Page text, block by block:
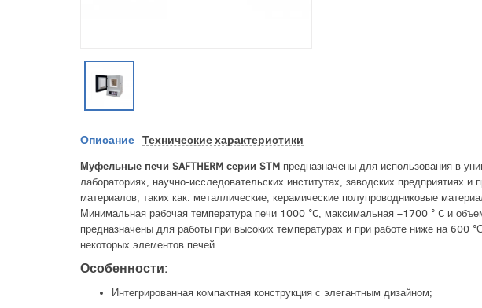
Описание Технические характеристики
Муфельные печи SAFTHERM серии STM предназначены для использования в
лабораториях, научно-исследовательских институтах, заводских предприятиях и
материалов, таких как: металлические, керамические полупроводниковые
Минимальная рабочая температура печи 1000 °C, максимальная –1700 ° C и
предназначены для работы при высоких температурах и при работе ниже на 600
некоторых элементов печей.
Особенности:
Интегрированная компактная конструкция с элегантным дизайном;